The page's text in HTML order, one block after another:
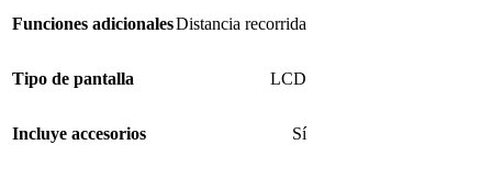
Funciones adicionalesDistancia recorrida
Tipo de pantalla LCD
Incluye accesorios Sí